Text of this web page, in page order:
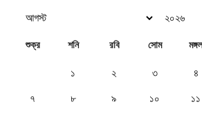
শুক্র শনি রবি সোম মঙ্গল
১ ২ ৩ ৪
৭ ৮ ৯ ১০ ১১